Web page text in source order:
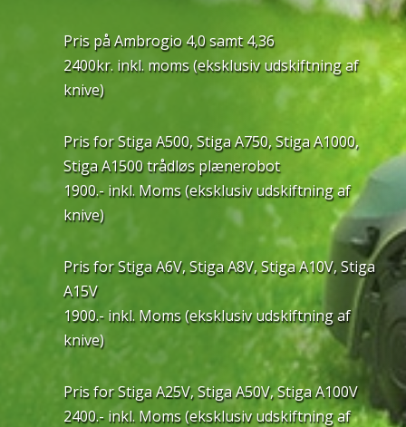
Pris på Ambrogio 4,0 samt 4,36
2400kr. inkl. moms (eksklusiv udskiftning af
knive)
Pris for Stiga A500, Stiga A750, Stiga A1000,
Stiga A1500 trådløs plænerobot
1900.- inkl. Moms (eksklusiv udskiftning af
knive)
Pris for Stiga A6V, Stiga A8V, Stiga A10V, Stiga
A15V
1900.- inkl. Moms (eksklusiv udskiftning af
knive)
Pris for Stiga A25V, Stiga A50V, Stiga A100V
2400.- inkl. Moms (eksklusiv udskiftning af